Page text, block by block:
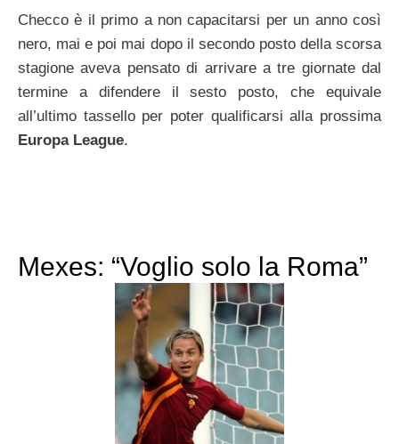
Checco è il primo a non capacitarsi per un anno così
nero, mai e poi mai dopo il secondo posto della scorsa
stagione aveva pensato di arrivare a tre giornate dal
termine a difendere il sesto posto, che equivale
all’ultimo tassello per poter qualificarsi alla prossima
Europa League.
Mexes: “Voglio solo la Roma”